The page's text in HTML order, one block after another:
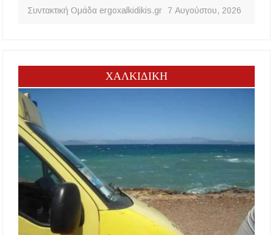
Συντακτική Ομάδα ergoxalkidikis.gr 7 Αυγούστου, 2026
ΧΑΛΚΙΔΙΚΗ